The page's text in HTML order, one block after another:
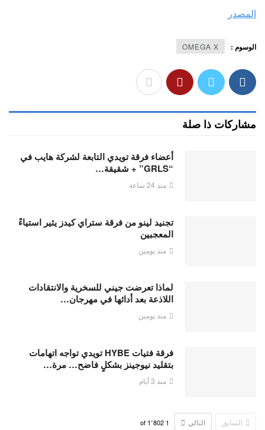
المصدر
الوسوم : OMEGA X
مشاركات ذا صلة
أعضاء فرقة تويدي التابعة لشركة هايب في
“GRLS” + شقيقة…
منذ 24 ساعة
تجنيد لينو من فرقة ستراي كيدز يثير استياءً
المعجبين
منذ يومين
لماذا تعرضت جيني للسخرية والانتقادات
اللاذعة بعد أدائها في مهرجان…
منذ يومين
فرقة فتيات HYBE تويدي تواجه اتهامات
بتقليد نيوجينز بشكلٍ فاضح… مرة…
منذ 3 أيام
السابق التالي 1 1٬802